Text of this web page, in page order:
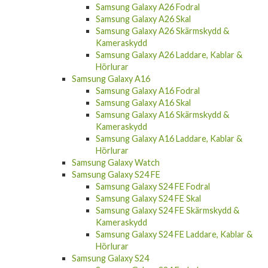
Samsung Galaxy A26 Fodral
Samsung Galaxy A26 Skal
Samsung Galaxy A26 Skärmskydd &
Kameraskydd
Samsung Galaxy A26 Laddare, Kablar &
Hörlurar
Samsung Galaxy A16
Samsung Galaxy A16 Fodral
Samsung Galaxy A16 Skal
Samsung Galaxy A16 Skärmskydd &
Kameraskydd
Samsung Galaxy A16 Laddare, Kablar &
Hörlurar
Samsung Galaxy Watch
Samsung Galaxy S24 FE
Samsung Galaxy S24 FE Fodral
Samsung Galaxy S24 FE Skal
Samsung Galaxy S24 FE Skärmskydd &
Kameraskydd
Samsung Galaxy S24 FE Laddare, Kablar &
Hörlurar
Samsung Galaxy S24